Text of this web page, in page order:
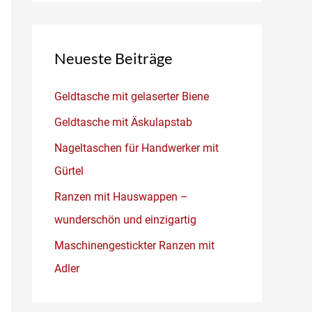
Neueste Beiträge
Geldtasche mit gelaserter Biene
Geldtasche mit Äskulapstab
Nageltaschen für Handwerker mit
Gürtel
Ranzen mit Hauswappen –
wunderschön und einzigartig
Maschinengestickter Ranzen mit
Adler